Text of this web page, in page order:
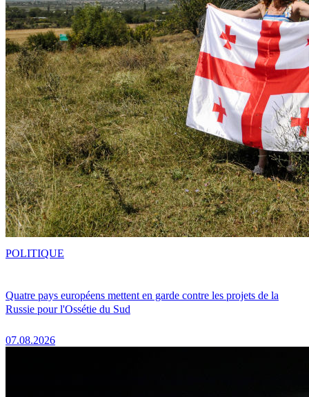
Quatre pays européens mettent en garde contre les projets de la
Russie pour l'Ossétie du Sud
07.08.2026
POLITIQUE